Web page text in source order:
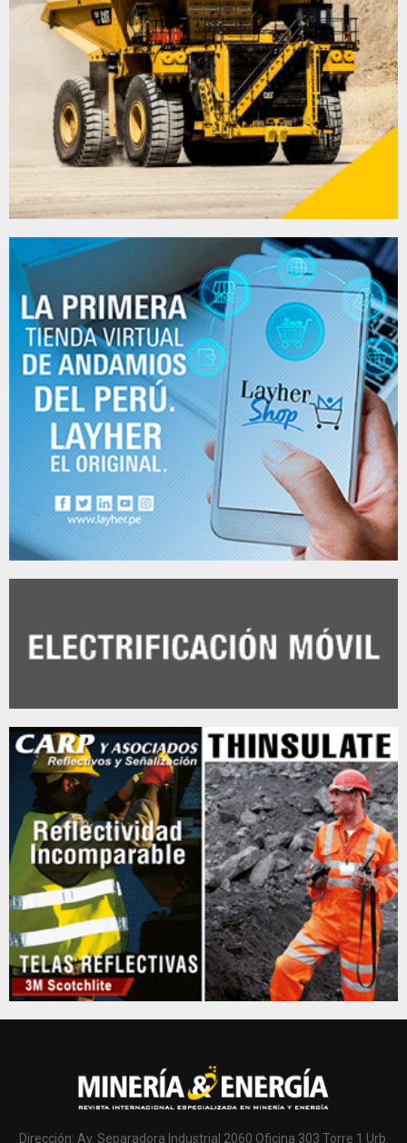
Dirección: Av. Separadora Industrial 2060 Oficina 303 Torre 1 Urb.